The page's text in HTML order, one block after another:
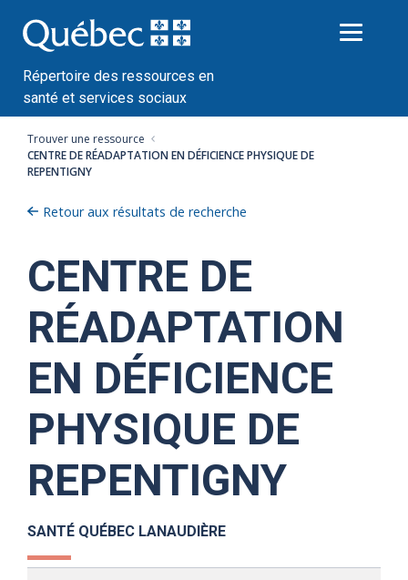
au
contenu
Répertoire des ressources en
santé et services sociaux
Trouver une ressource
CENTRE DE RÉADAPTATION EN DÉFICIENCE PHYSIQUE DE
REPENTIGNY
Retour aux résultats de recherche
CENTRE DE
RÉADAPTATION
EN DÉFICIENCE
PHYSIQUE DE
REPENTIGNY
SANTÉ QUÉBEC LANAUDIÈRE